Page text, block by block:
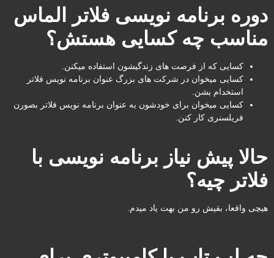
دوره برنامه نویسی فلاتر الماس
مناسب چه کسایی هستش؟
کسایی که از فرصت های زندگیشون استفاده میکنن.
کسایی میخوان در شرکت های بزرگ عنوان برنامه نویس فلاتر
استخدام بشن.
کسایی میخوان برای خودشون به عنوان برنامه نویس فلاتر بصورن
فریلسنری کار کنن.
حالا پیش نیاز برنامه نویسی با
فلاتر چیه؟
هیچی واقعا، بقیش رو من بهت یاد میدم.